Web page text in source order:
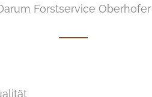
Forstservice Oberhofer